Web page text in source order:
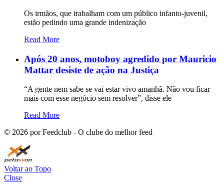
Os irmãos, que trabalham com um público infanto-juvenil,
estão pedindo uma grande indenização
Read More
Após 20 anos, motoboy agredido por Mauricio
Mattar desiste de ação na Justiça
“A gente nem sabe se vai estar vivo amanhã. Não vou ficar
mais com esse negócio sem resolver”, disse ele
Read More
© 2026 por Feedclub - O clube do melhor feed
Voltar ao Topo
Close